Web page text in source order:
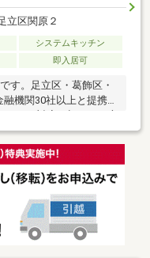
立区関原２
システムキッチン
即入居可
す。足立区・葛飾区・
融機関30社以上と提携
心してご相談くださ
ダイヤル：0120-699-
LINE】から相談も可